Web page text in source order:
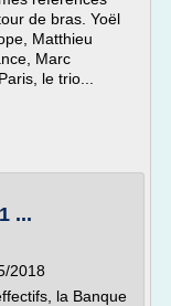
de bras. Yoël
Matthieu
Marc
le trio...
...
2018
la Banque